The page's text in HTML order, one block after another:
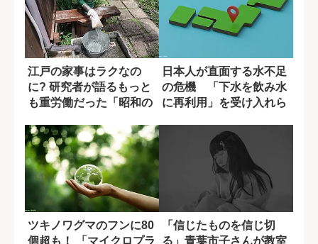
江戸の家事はラクなの
に? 研究者が語るもっと
も重労働だった「昭和の
日本人が直面する水不足
の危機 「下水を飲み水
に再利用」を受け入れら
ツキノワグマのフンに80
個超も！ 「マイクロプラ
「信じたものを信じ切
る」青葉市子さんが教室